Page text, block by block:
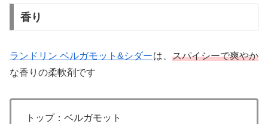
香り
ランドリン ベルガモット&シダーは、 スパイシーで爽やか
な香りの柔軟剤です
トップ：ベルガモット